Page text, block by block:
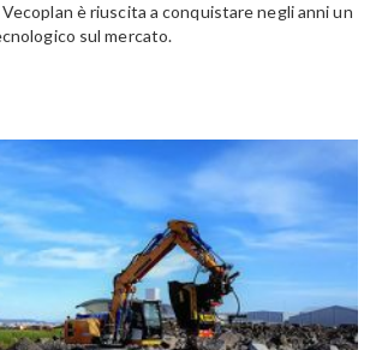
è riuscita a conquistare negli anni un
sul mercato.